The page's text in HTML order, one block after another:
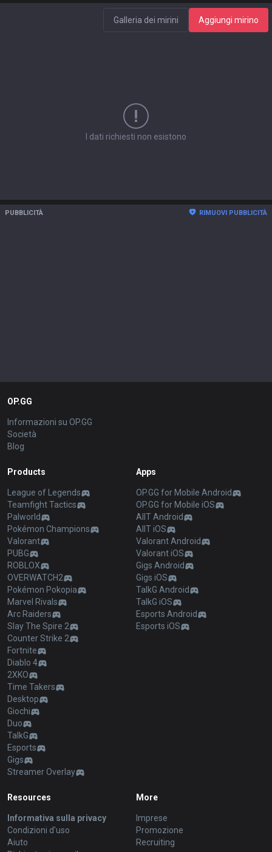
Galleria dei mirini Aggiungi mirino
I dati richiesti non esistono
PUBBLICITÀ RIMUOVI PUBBLICITÀ
OP.GG
Informazioni su OP.GG
Società
Blog
Products
League of Legends
Teamfight Tactics
Palworld
Pokémon Champions
Valorant
PUBG
ROBLOX
OVERWATCH2
Pokémon Pokopia
Marvel Rivals
Arc Raiders
Slay The Spire 2
Counter Strike 2
Fortnite
Diablo 4
2XKO
Time Takers
Desktop
Giochi
Duo
TalkG
Esports
Gigs
Streamer Overlay
Apps
OP.GG for Mobile Android
OP.GG for Mobile iOS
AllT Android
AllT iOS
Valorant Android
Valorant iOS
Gigs Android
Gigs iOS
TalkG Android
TalkG iOS
Esports Android
Esports iOS
Resources
Informativa sulla privacy
Condizioni d'uso
Aiuto
More
Imprese
Promozione
Recruiting